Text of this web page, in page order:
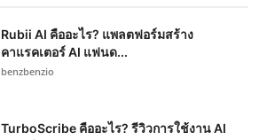
Rubii AI คืออะไร? แพลตฟอร์มสร้าง
คาแรคเตอร์ AI แฟนด...
benzbenzio
TurboScribe คืออะไร? รีวิวการใช้งาน AI